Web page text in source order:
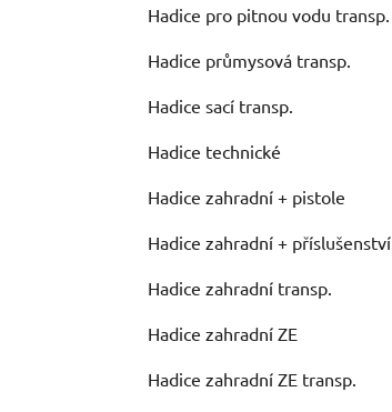
Hadice pro pitnou vodu transp.
Hadice průmysová transp.
Hadice sací transp.
Hadice technické
Hadice zahradní + pistole
Hadice zahradní + příslušenství
Hadice zahradní transp.
Hadice zahradní ZE
Hadice zahradní ZE transp.